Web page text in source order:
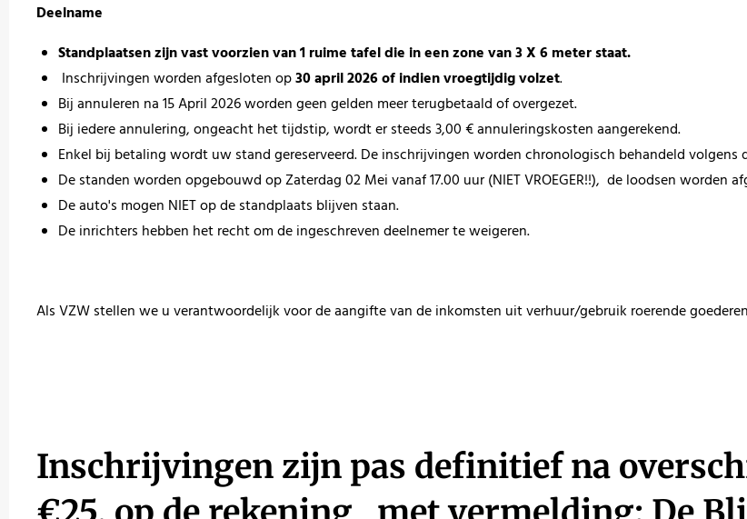
Deelname
Standplaatsen zijn vast voorzien van 1 ruime tafel die in een zone van 3 X 6 meter staat.
Inschrijvingen worden afgesloten op30 april 2026 of indien vroegtijdig volzet.
Bij annuleren na 15 April 2026 worden geen gelden meer terugbetaald of overgezet.
Bij iedere annulering, ongeacht het tijdstip, wordt er steeds 3,00 € annuleringskosten aangerekend.
Enkel bij betaling wordt uw stand gereserveerd. De inschrijvingen worden chronologisch behandeld volgens
De standen worden opgebouwd op Zaterdag 02 Mei vanaf 17.00 uur (NIET VROEGER!!), de loodsen worden
De auto's mogen NIET op de standplaats blijven staan.
De inrichters hebben het recht om de ingeschreven deelnemer te weigeren.
Als VZW stellen we u verantwoordelijk voor de aangifte van de inkomsten uit verhuur/gebruik roerende
Inschrijvingen zijn pas definitief na